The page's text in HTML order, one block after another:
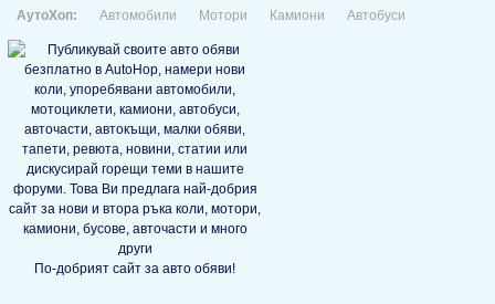
АутоХоп: Автомобили Мотори Камиони Автобуси
По-добрият сайт за авто обяви!